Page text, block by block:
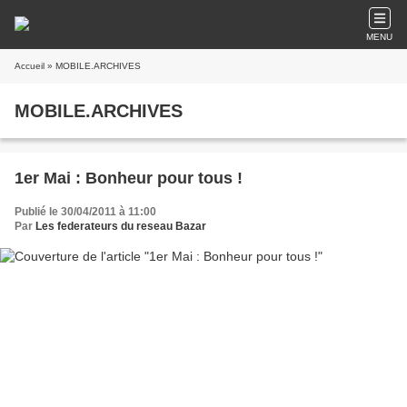
MENU
Accueil » MOBILE.ARCHIVES
MOBILE.ARCHIVES
1er Mai : Bonheur pour tous !
Publié le 30/04/2011 à 11:00
Par Les federateurs du reseau Bazar